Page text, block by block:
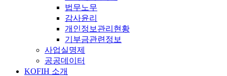
법무노무
감사윤리
개인정보관리현황
기부금관련정보
사업실명제
공공데이터
KOFIH 소개